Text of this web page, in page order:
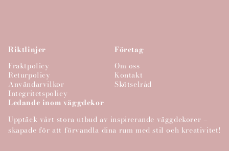
Riktlinjer
Fraktpolicy
Returpolicy
Användarvilkor
Integritetspolicy
Företag
Om oss
Kontakt
Skötselråd
Ledande inom väggdekor
Upptäck vårt stora utbud av inspirerande väggdekorer –
skapade för att förvandla dina rum med stil och kreativitet!